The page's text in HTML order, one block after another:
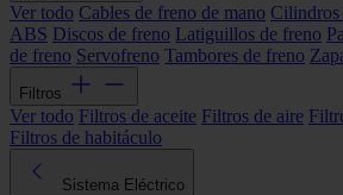
Ver todo Cables de freno de mano Cilindros
ABS Discos de freno Latiguillos de freno
de freno Servofreno Tambores de freno
Filtros
Ver todo Filtros de aceite Filtros de aire
Filtros de habitáculo
Sistema Eléctrico